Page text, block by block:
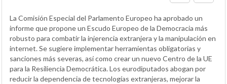
La Comisión Especial del Parlamento Europeo ha aprobado un
informe que propone un Escudo Europeo de la Democracia más
robusto para combatir la injerencia extranjera y la manipulación en
internet. Se sugiere implementar herramientas obligatorias y
sanciones más severas, así como crear un nuevo Centro de la UE
para la Resiliencia Democrática. Los eurodiputados abogan por
reducir la dependencia de tecnologías extranjeras, mejorar la